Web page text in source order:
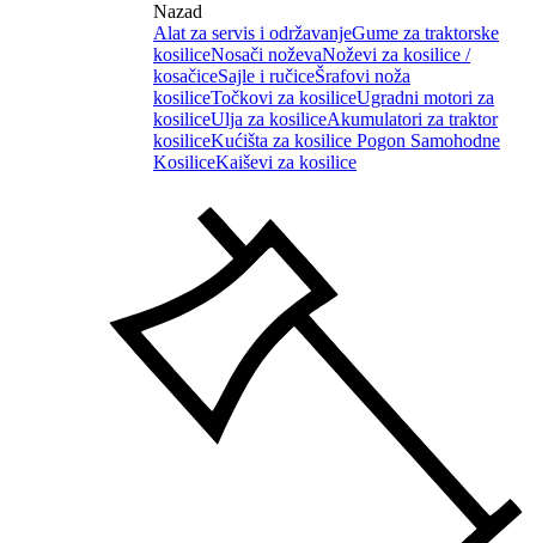
Nazad
Alat za servis i održavanjeGume za traktorske
kosiliceNosači noževaNoževi za kosilice /
kosačiceSajle i ručiceŠrafovi noža
kosiliceTočkovi za kosiliceUgradni motori za
kosiliceUlja za kosiliceAkumulatori za traktor
kosiliceKućišta za kosilice Pogon Samohodne
KosiliceKaiševi za kosilice